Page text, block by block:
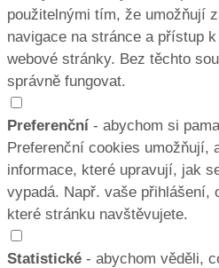
použitelnými tím, že umožňují
navigace na stránce a přístup
webové stránky. Bez těchto
správně fungovat.
Preferenční - abychom si
Preferenční cookies umožňují,
informace, které upravují, jak
vypadá. Např. vaše přihlášení,
které stránku navštěvujete.
Statistické - abychom věděli,